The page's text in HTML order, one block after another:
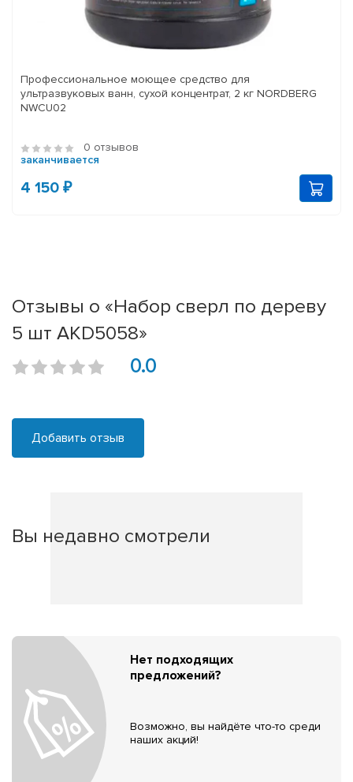
Профессиональное моющее средство для
ультразвуковых ванн, сухой концентрат, 2 кг NORDBERG
NWCU02
0 отзывов
заканчивается
4 150 ₽
Отзывы о «Набор сверл по дереву
5 шт AKD5058»
0.0
Добавить отзыв
Вы недавно смотрели
Нет подходящих
предложений?
Возможно, вы найдёте что-то среди
наших акций!